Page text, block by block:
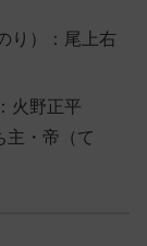
り）：尾上右
火野正平
主・帝（て